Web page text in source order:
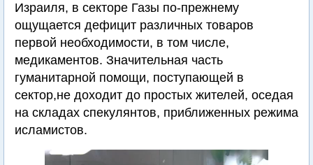
Израиля, в секторе Газы по-прежнему
ощущается дефицит различных товаров
первой необходимости, в том числе,
медикаментов. Значительная часть
гуманитарной помощи, поступающей в
сектор,не доходит до простых жителей, оседая
на складах спекулянтов, приближенных режима
исламистов.